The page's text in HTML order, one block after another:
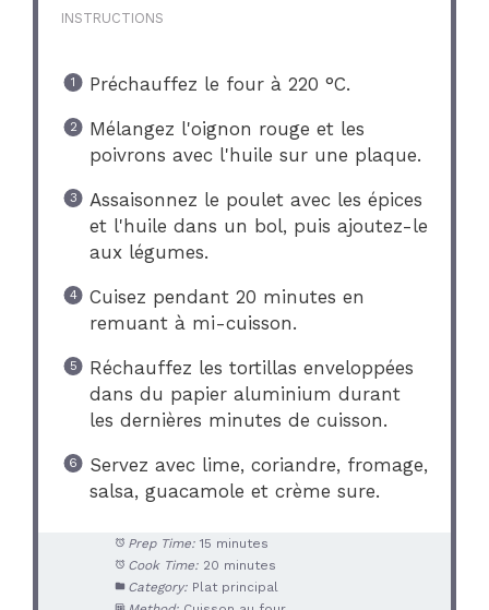
INSTRUCTIONS
Préchauffez le four à 220 °C.
Mélangez l'oignon rouge et les
poivrons avec l'huile sur une plaque.
Assaisonnez le poulet avec les épices
et l'huile dans un bol, puis ajoutez-le
aux légumes.
Cuisez pendant 20 minutes en
remuant à mi-cuisson.
Réchauffez les tortillas enveloppées
dans du papier aluminium durant
les dernières minutes de cuisson.
Servez avec lime, coriandre, fromage,
salsa, guacamole et crème sure.
Prep Time: 15 minutes
Cook Time: 20 minutes
Category: Plat principal